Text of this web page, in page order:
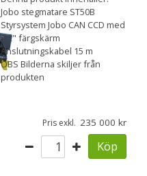
Jobo stegmatare ST50B
Styrsystem Jobo CAN CCD med
3,2" färgskärm
Anslutningskabel 15 m
OBS Bilderna skiljer från
produkten
Pris exkl. 235 000
Köp